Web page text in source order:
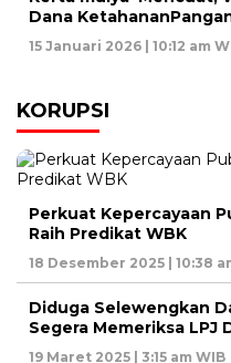
Dana
15 Januari 2026 | 10:12 am
KORUPSI
Perkuat Kepercayaan
Raih Predikat WBK
18 Desember 2025 | 10:38
Diduga Selewengkan
Segera Memeriksa LPJ
19 Maret 2025 | 3:15 am WIB